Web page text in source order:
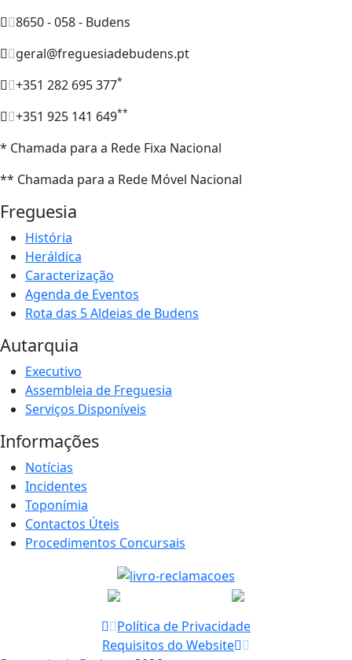
8650 - 058 - Budens
geral@freguesiadebudens.pt
+351 282 695 377*
+351 925 141 649**
* Chamada para a Rede Fixa Nacional
** Chamada para a Rede Móvel Nacional
Freguesia
História
Heráldica
Caracterização
Agenda de Eventos
Rota das 5 Aldeias de Budens
Autarquia
Executivo
Assembleia de Freguesia
Serviços Disponíveis
Informações
Notícias
Incidentes
Toponímia
Contactos Úteis
Procedimentos Concursais
Política de Privacidade
Requisitos do Website